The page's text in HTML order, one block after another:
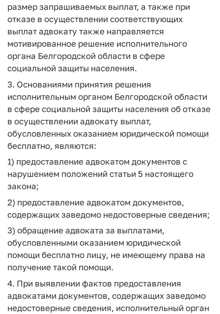
размер запрашиваемых выплат, а также при
отказе в осуществлении соответствующих
выплат адвокату также направляется
мотивированное решение исполнительного
органа Белгородской области в сфере
социальной защиты населения.
3. Основаниями принятия решения
исполнительным органом Белгородской области
в сфере социальной защиты населения об отказе
в осуществлении адвокату выплат,
обусловленных оказанием юридической помощи
бесплатно, являются:
1) предоставление адвокатом документов с
нарушением положений статьи 5 настоящего
закона;
2) предоставление адвокатом документов,
содержащих заведомо недостоверные сведения;
3) обращение адвоката за выплатами,
обусловленными оказанием юридической
помощи бесплатно лицу, не имеющему права на
получение такой помощи.
4. При выявлении фактов предоставления
адвокатами документов, содержащих заведомо
недостоверные сведения, исполнительный орган